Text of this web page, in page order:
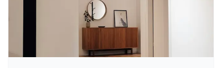
Fyll ut vårt enkle skjema — det tar bare noen minutter.
Velg lån til møbler som type.